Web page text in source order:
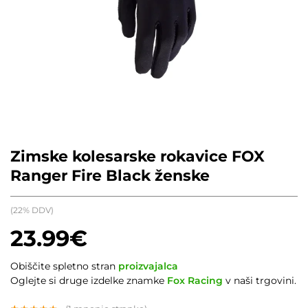
Zimske kolesarske rokavice FOX
Ranger Fire Black ženske
23.99€
(22% DDV)
Obiščite spletno stran proizvajalca
Oglejte si druge izdelke znamke Fox Racing v naši trgovini.